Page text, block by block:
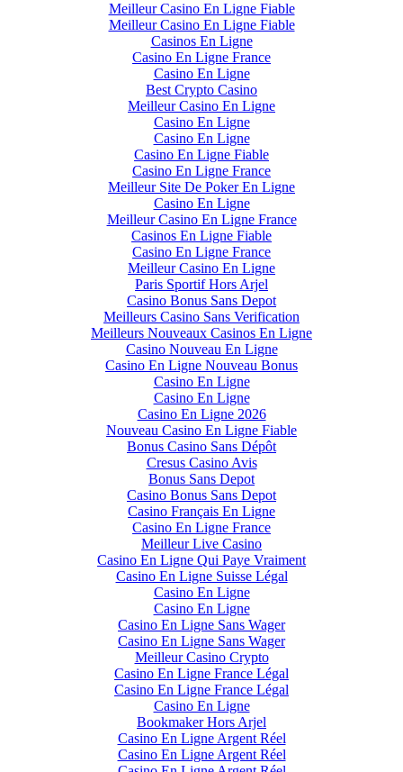
Meilleur Casino En Ligne Fiable
Meilleur Casino En Ligne Fiable
Casinos En Ligne
Casino En Ligne France
Casino En Ligne
Best Crypto Casino
Meilleur Casino En Ligne
Casino En Ligne
Casino En Ligne
Casino En Ligne Fiable
Casino En Ligne France
Meilleur Site De Poker En Ligne
Casino En Ligne
Meilleur Casino En Ligne France
Casinos En Ligne Fiable
Casino En Ligne France
Meilleur Casino En Ligne
Paris Sportif Hors Arjel
Casino Bonus Sans Depot
Meilleurs Casino Sans Verification
Meilleurs Nouveaux Casinos En Ligne
Casino Nouveau En Ligne
Casino En Ligne Nouveau Bonus
Casino En Ligne
Casino En Ligne
Casino En Ligne 2026
Nouveau Casino En Ligne Fiable
Bonus Casino Sans Dépôt
Cresus Casino Avis
Bonus Sans Depot
Casino Bonus Sans Depot
Casino Français En Ligne
Casino En Ligne France
Meilleur Live Casino
Casino En Ligne Qui Paye Vraiment
Casino En Ligne Suisse Légal
Casino En Ligne
Casino En Ligne
Casino En Ligne Sans Wager
Casino En Ligne Sans Wager
Meilleur Casino Crypto
Casino En Ligne France Légal
Casino En Ligne France Légal
Casino En Ligne
Bookmaker Hors Arjel
Casino En Ligne Argent Réel
Casino En Ligne Argent Réel